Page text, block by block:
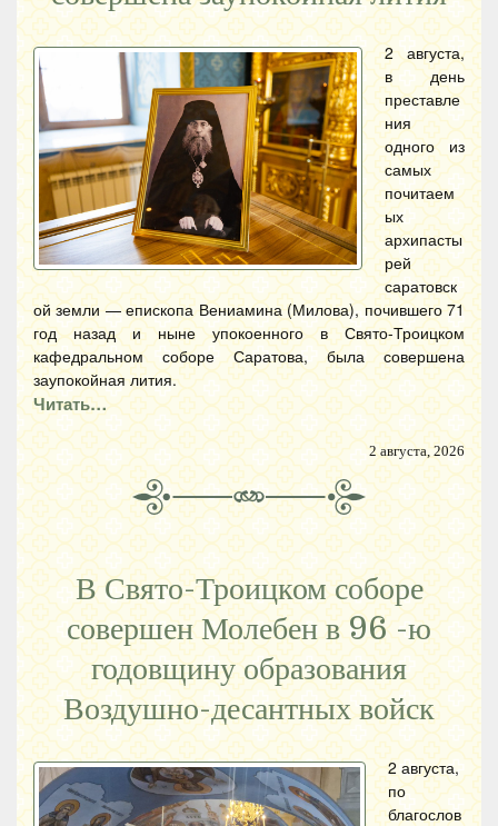
2 августа,
в день
преставле
ния
одного из
самых
почитаем
ых
архипасты
рей
саратовск
ой земли — епископа Вениамина (Милова), почившего 71
год назад и ныне упокоенного в Свято-Троицком
кафедральном соборе Саратова, была совершена
заупокойная лития.
Читать…
2 августа, 2026
В Свято-Троицком соборе
совершен Молебен в 96 -ю
годовщину образования
Воздушно-десантных войск
2 августа,
по
благослов